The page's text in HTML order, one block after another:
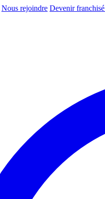
Nous rejoindre Devenir franchisé